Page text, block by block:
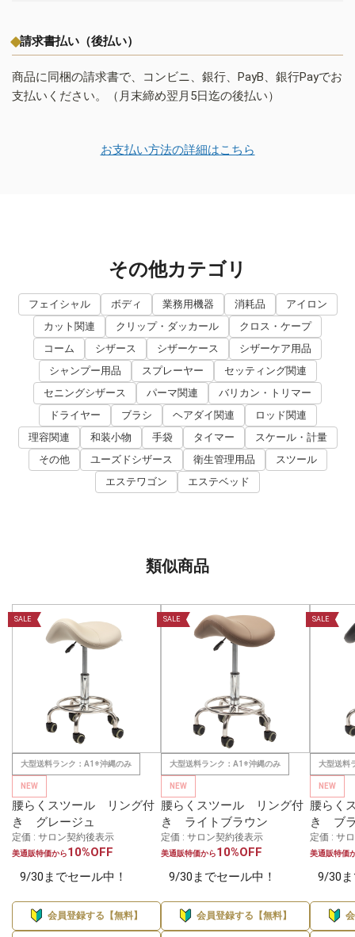
請求書払い（後払い）
商品に同梱の請求書で、コンビニ、銀行、PayB、銀行Payでお
支払いください。（月末締め翌月5日迄の後払い）
お支払い方法の詳細はこちら
その他カテゴリ
フェイシャル ボディ 業務用機器 消耗品
アイロン
カット関連
クリップ・ダッカール
クロス・ケープ
コーム
シザース シザーケース
シザーケア用品
シャンプー用品
スプレーヤー
セッティング関連
セニングシザース
パーマ関連
バリカン・トリマー
ドライヤー
ブラシ ヘアダイ関連
ロッド関連
理容関連
和装小物 手袋 タイマー
スケール・計量
その他
ユーズドシザース 衛生管理用品
スツール
エステワゴン
エステベッド
類似商品
SALE
大型送料ランク：A1※沖縄のみ
NEW
腰らくスツール リング付
き グレージュ
定価 : サロン契約後表示
美通販特価から10%OFF
9/30までセール中！
会員登録する【無料】
SALE
大型送料ランク：A1※沖縄のみ
NEW
腰らくスツール リング付
き ライトブラウン
定価 : サロン契約後表示
美通販特価から10%OFF
9/30までセール中！
会員登録する【無料】
SALE
大型送料
NEW
腰らく
き ブ
定価 : サ
美通販特価
9/30